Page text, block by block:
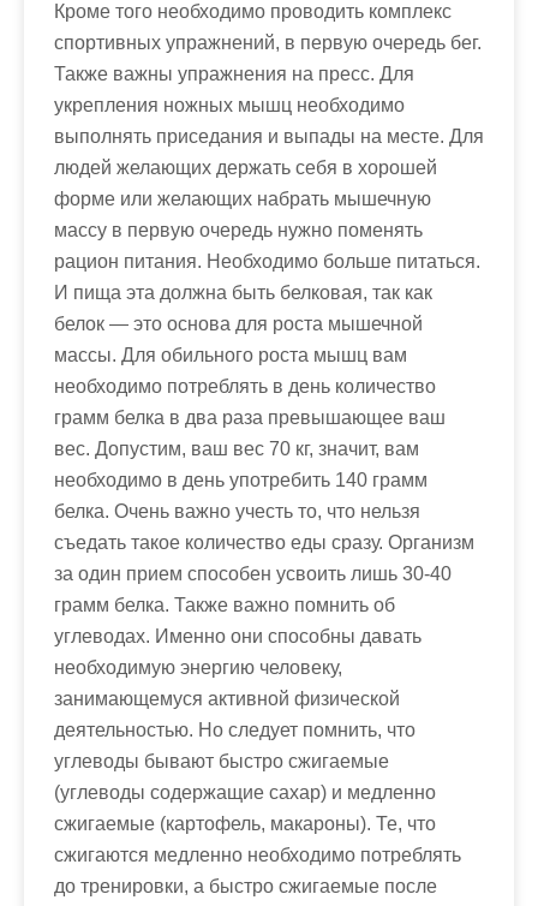
Кроме того необходимо проводить комплекс
спортивных упражнений, в первую очередь бег.
Также важны упражнения на пресс. Для
укрепления ножных мышц необходимо
выполнять приседания и выпады на месте. Для
людей желающих держать себя в хорошей
форме или желающих набрать мышечную
массу в первую очередь нужно поменять
рацион питания. Необходимо больше питаться.
И пища эта должна быть белковая, так как
белок — это основа для роста мышечной
массы. Для обильного роста мышц вам
необходимо потреблять в день количество
грамм белка в два раза превышающее ваш
вес. Допустим, ваш вес 70 кг, значит, вам
необходимо в день употребить 140 грамм
белка. Очень важно учесть то, что нельзя
съедать такое количество еды сразу. Организм
за один прием способен усвоить лишь 30-40
грамм белка. Также важно помнить об
углеводах. Именно они способны давать
необходимую энергию человеку,
занимающемуся активной физической
деятельностью. Но следует помнить, что
углеводы бывают быстро сжигаемые
(углеводы содержащие сахар) и медленно
сжигаемые (картофель, макароны). Те, что
сжигаются медленно необходимо потреблять
до тренировки, а быстро сжигаемые после